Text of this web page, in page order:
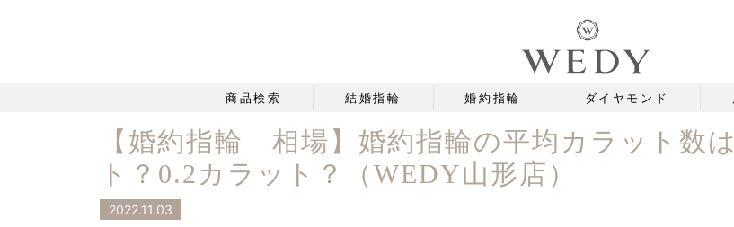
商品検索 結婚指輪 婚約指輪 ダイヤモンド
【婚約指輪 相場】婚約指輪の平均カラット数
ト？0.2カラット？（WEDY山形店）
2022.11.03